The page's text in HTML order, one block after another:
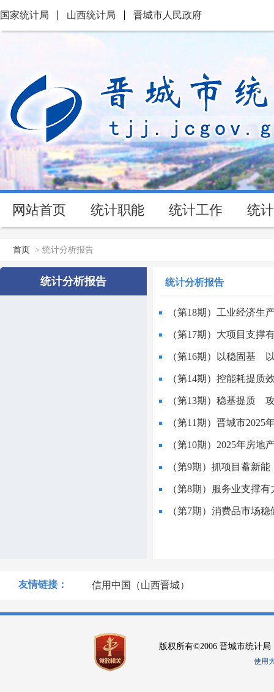
国家统计局 山西统计局 晋城市人民政府
网站首页 统计职能 统计工作 统
首页 > 统计分析报告
统计分析报告 统计分析报告
（第18期）工业经济
（第17期）大项目支
（第16期）以稳固基
（第14期）控能耗提
（第13期）稳基提质
（第11期）晋城市2025
（第10期）2025年房地
（第9期）抓项目蓄新
（第8期）服务业支撑
（第7期）消费品市场
友情链接： 信用中国（山西晋城）
版权所有©2006 晋城市统计局
使用